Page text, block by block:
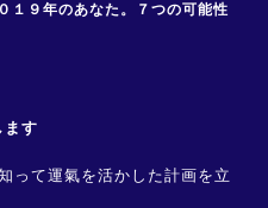
１９年のあなた。７つの可能性
ます
って運氣を活かした計画を立